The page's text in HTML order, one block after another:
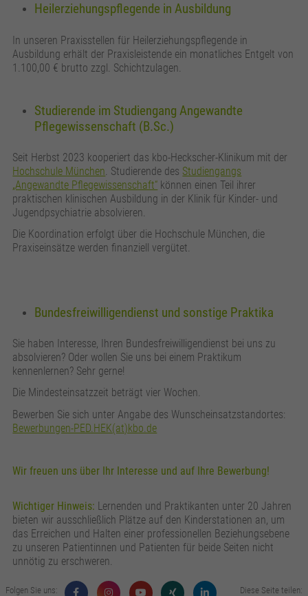
Heilerziehungspflegende in Ausbildung
In unseren Praxisstellen für Heilerziehungspflegende in
Ausbildung erhält der Praxisleistende ein monatliches Entgelt von
1.100,00 € brutto zzgl. Schichtzulagen.
Studierende im Studiengang Angewandte
Pflegewissenschaft (B.Sc.)
Seit Herbst 2023 kooperiert das kbo-Heckscher-Klinikum mit der
Hochschule München. Studierende des Studiengangs
„Angewandte Pflegewissenschaft“ können einen Teil ihrer
praktischen klinischen Ausbildung in der Klinik für Kinder- und
Jugendpsychiatrie absolvieren.
Die Koordination erfolgt über die Hochschule München, die
Praxiseinsätze werden finanziell vergütet.
Bundesfreiwilligendienst und sonstige Praktika
Sie haben Interesse, Ihren Bundesfreiwilligendienst bei uns zu
absolvieren? Oder wollen Sie uns bei einem Praktikum
kennenlernen? Sehr gerne!
Die Mindesteinsatzzeit beträgt vier Wochen.
Bewerben Sie sich unter Angabe des Wunscheinsatzstandortes:
Bewerbungen-PED.HEK(at)kbo.de
Wir freuen uns über Ihr Interesse und auf Ihre Bewerbung!
Wichtiger Hinweis: Lernenden und Praktikanten unter 20 Jahren
bieten wir ausschließlich Plätze auf den Kinderstationen an, um
das Erreichen und Halten einer professionellen Beziehungsebene
zu unseren Patientinnen und Patienten für beide Seiten nicht
unnötig zu erschweren.
Folgen Sie uns: Diese Seite teilen: